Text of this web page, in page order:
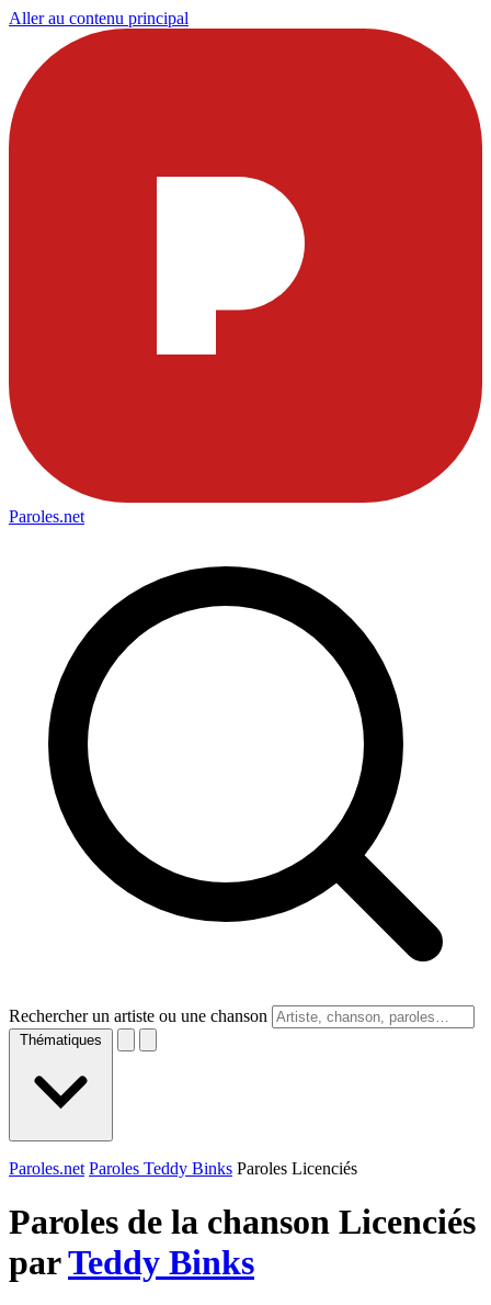
Aller au contenu principal
Paroles.net
Rechercher un artiste ou une chanson
Thématiques
Paroles.net Paroles Teddy Binks Paroles Licenciés
Paroles de la chanson Licenciés
parTeddy Binks